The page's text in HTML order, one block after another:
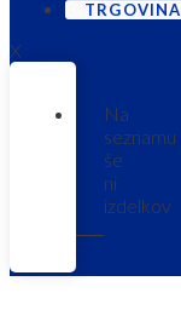
TRGOVINA
X
Na
seznamu
še
ni
izdelkov